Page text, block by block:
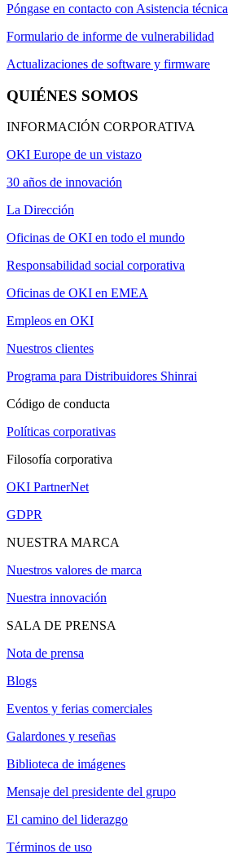
Póngase en contacto con Asistencia técnica
Formulario de informe de vulnerabilidad
Actualizaciones de software y firmware
QUIÉNES SOMOS
INFORMACIÓN CORPORATIVA
OKI Europe de un vistazo
30 años de innovación
La Dirección
Oficinas de OKI en todo el mundo
Responsabilidad social corporativa
Oficinas de OKI en EMEA
Empleos en OKI
Nuestros clientes
Programa para Distribuidores Shinrai
Código de conducta
Políticas corporativas
Filosofía corporativa
OKI PartnerNet
GDPR
NUESTRA MARCA
Nuestros valores de marca
Nuestra innovación
SALA DE PRENSA
Nota de prensa
Blogs
Eventos y ferias comerciales
Galardones y reseñas
Biblioteca de imágenes
Mensaje del presidente del grupo
El camino del liderazgo
Términos de uso